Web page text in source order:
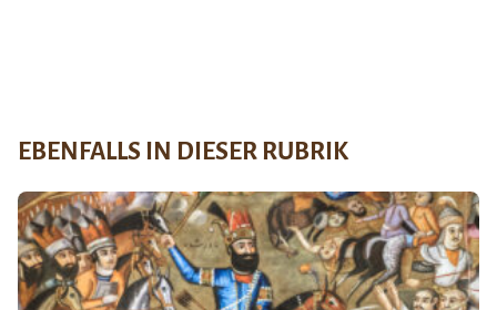
EBENFALLS IN DIESER RUBRIK